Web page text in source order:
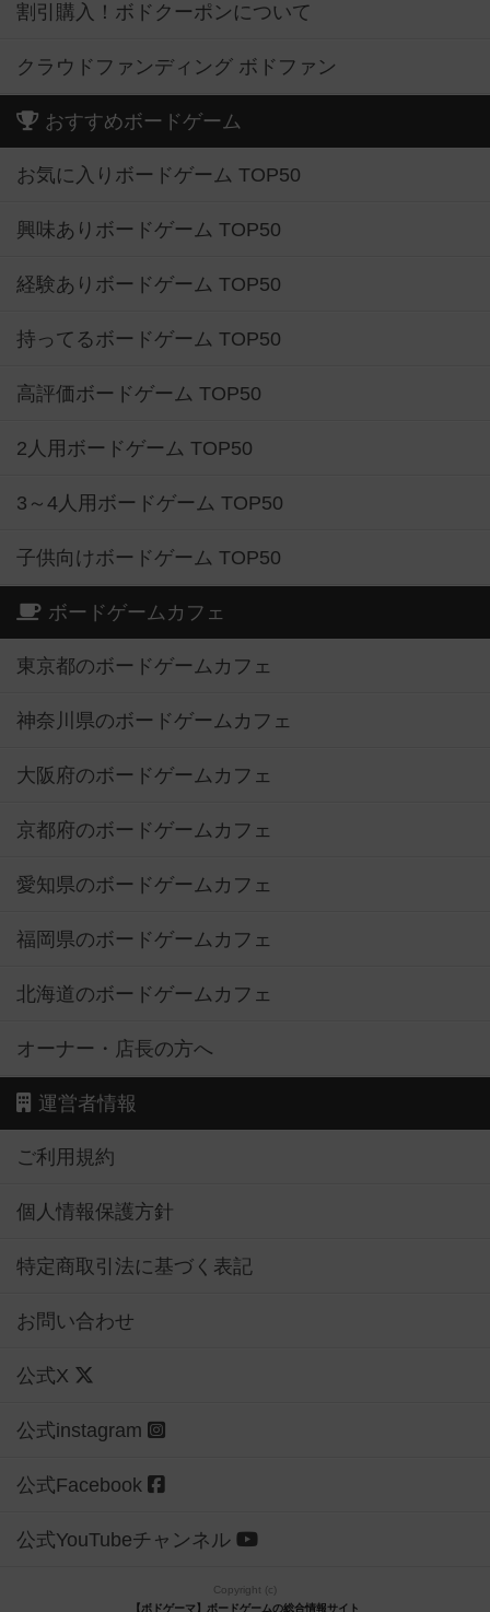
割引購入！ボドクーポンについて
クラウドファンディング ボドファン
おすすめボードゲーム
お気に入りボードゲーム TOP50
興味ありボードゲーム TOP50
経験ありボードゲーム TOP50
持ってるボードゲーム TOP50
高評価ボードゲーム TOP50
2人用ボードゲーム TOP50
3～4人用ボードゲーム TOP50
子供向けボードゲーム TOP50
ボードゲームカフェ
東京都のボードゲームカフェ
神奈川県のボードゲームカフェ
大阪府のボードゲームカフェ
京都府のボードゲームカフェ
愛知県のボードゲームカフェ
福岡県のボードゲームカフェ
北海道のボードゲームカフェ
オーナー・店長の方へ
運営者情報
ご利用規約
個人情報保護方針
特定商取引法に基づく表記
お問い合わせ
公式X
公式instagram
公式Facebook
公式YouTubeチャンネル
Copyright (c)
【ボドゲーマ】ボードゲームの総合情報サイト